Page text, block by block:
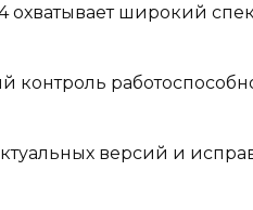
широкий
контроль
версий и